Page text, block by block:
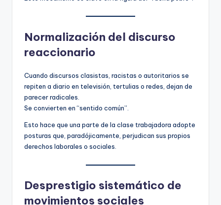
Normalización del discurso
reaccionario
Cuando discursos clasistas, racistas o autoritarios se
repiten a diario en televisión, tertulias o redes, dejan de
parecer radicales.
Se convierten en “sentido común”.
Esto hace que una parte de la clase trabajadora adopte
posturas que, paradójicamente, perjudican sus propios
derechos laborales o sociales.
Desprestigio sistemático de
movimientos sociales